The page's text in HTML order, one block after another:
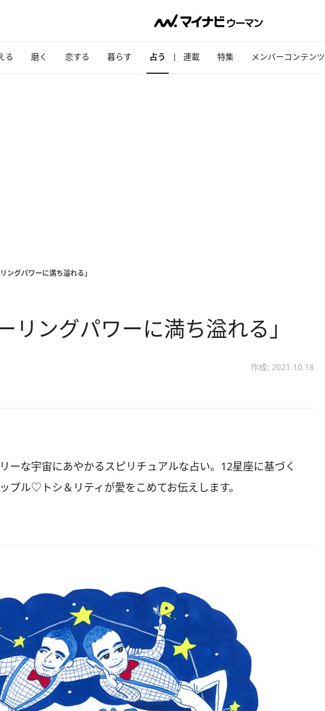
る 磨く 恋する 暮らす 占う 連載 特集 メンバーコンテンツ
ングパワーに満ち溢れる」
リングパワーに満ち溢れる」
作成: 2021.10.18
ーな宇宙にあやかるスピリチュアルな占い。12星座に基づく
プル♡トシ＆リティが愛をこめてお伝えします。